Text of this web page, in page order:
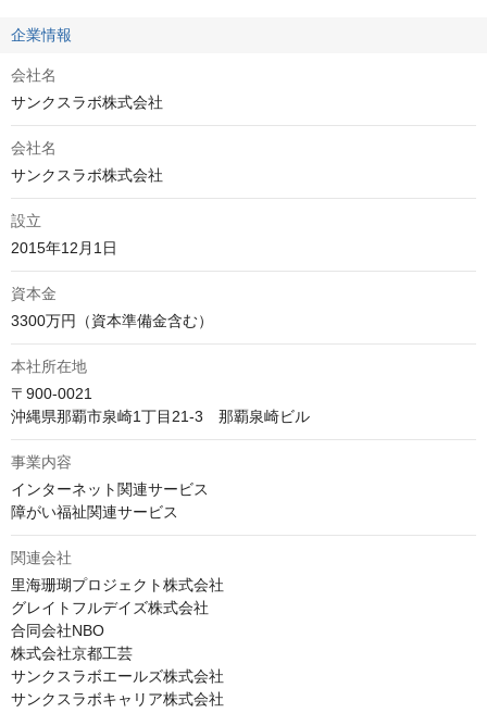
企業情報
会社名
サンクスラボ株式会社
会社名
サンクスラボ株式会社
設立
2015年12月1日
資本金
3300万円（資本準備金含む）
本社所在地
〒900-0021
沖縄県那覇市泉崎1丁目21-3　那覇泉崎ビル
事業内容
インターネット関連サービス
障がい福祉関連サービス
関連会社
里海珊瑚プロジェクト株式会社
グレイトフルデイズ株式会社
合同会社NBO
株式会社京都工芸
サンクスラボエールズ株式会社
サンクスラボキャリア株式会社